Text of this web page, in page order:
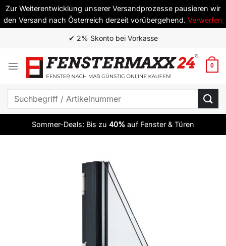
Zur Weiterentwicklung unserer Versandprozesse pausieren wir
den Versand nach Österreich derzeit vorübergehend. Verwerfen
springen
✔ 2% Skonto bei Vorkasse
0
Suchen
Sommer-Deals: Bis zu 40% auf Fenster & Türen